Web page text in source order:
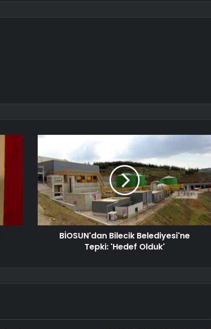
BİOSUN'dan Bilecik Belediyesi'ne
Tepki: 'Hedef Olduk'